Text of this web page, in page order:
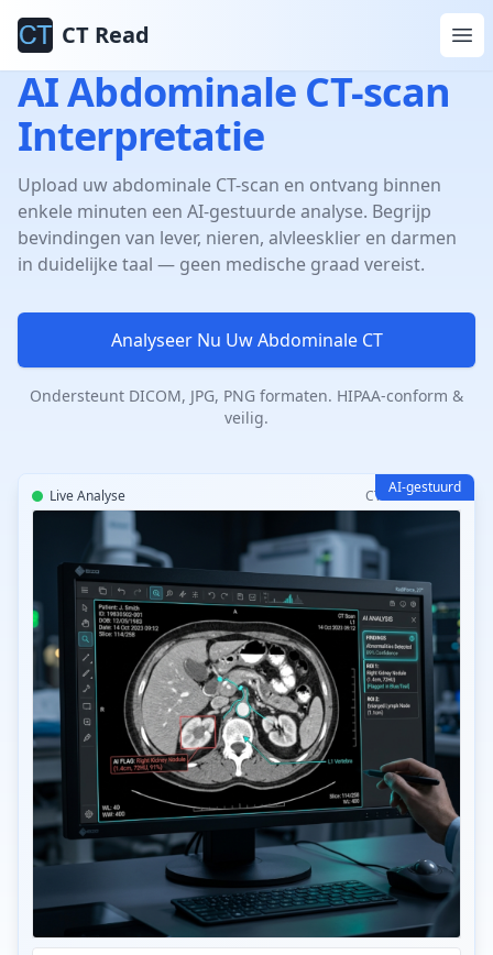
CT Read
AI Abdominale CT-scan
Interpretatie
Upload uw abdominale CT-scan en ontvang binnen
enkele minuten een AI-gestuurde analyse. Begrijp
bevindingen van lever, nieren, alvleesklier en darmen
in duidelijke taal — geen medische graad vereist.
Analyseer Nu Uw Abdominale CT
Ondersteunt DICOM, JPG, PNG formaten. HIPAA-conform &
veilig.
AI-gestuurd
Live Analyse CT Read AI v2.0